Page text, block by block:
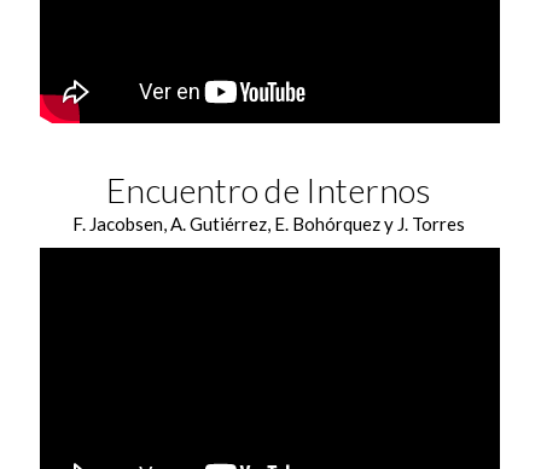
Encuentro de Internos
F. Jacobsen, A. Gutiérrez, E. Bohórquez y J. Torres